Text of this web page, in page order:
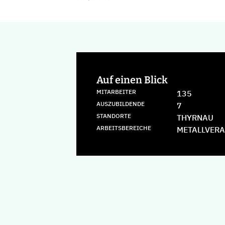
Auf einen Blick
MITARBEITER 135
AUSZUBILDENDE 7
STANDORTE THYRNAU
ARBEITSBEREICHE